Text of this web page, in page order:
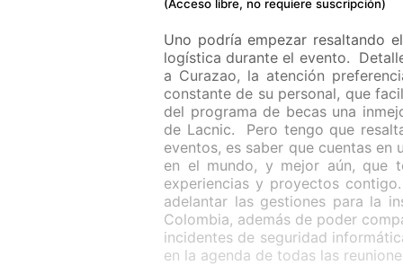
(Acceso libre, no requiere suscripción)
Uno podría empezar resaltando
logística durante el evento.
a Curazao, la atención
constante de su personal, que
del programa de becas una
de Lacnic. Pero tengo que
eventos, es saber que cuentas en
en el mundo, y mejor aún, que
experiencias y proyectos
adelantar las gestiones para la
Colombia, además de poder
incidentes de seguridad
en la agenda de todas las